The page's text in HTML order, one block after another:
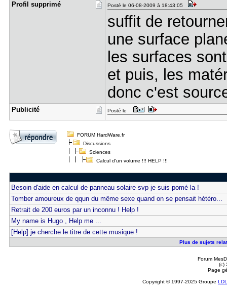
Profil sup​primé Posté le 06-08-2009 à 18:43:05
suffit de
une surface
les surfaces
et puis, les
donc c'est
Publicité Posté le
FORUM HardWare.fr
Discussions
Sciences
Calcul d'un volume !!! HELP !!!
Besoin d'aide en calcul de panneau solaire svp je suis pomé la !
Tomber amoureux de qqun du même sexe quand on se pensait hétéro...
Retrait de 200 euros par un inconnu ! Help !
My name is Hugo , Help me ...
[Help] je cherche le titre de cette musique !
Plus de sujets
Forum
(c)
Page
Copyright © 1997-2025 Groupe